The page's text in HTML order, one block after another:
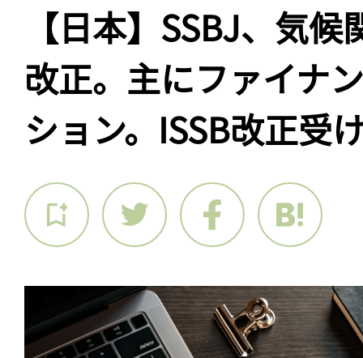
【日本】SSBJ、気
改正。主にファイナ
ション。ISSB改正受